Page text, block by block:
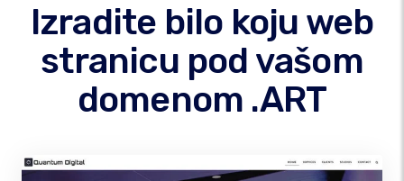
Izradite bilo koju web
stranicu pod vašom
domenom .ART